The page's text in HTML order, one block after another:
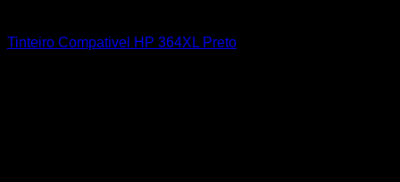
Tinteiro Compativel HP 364XL Preto